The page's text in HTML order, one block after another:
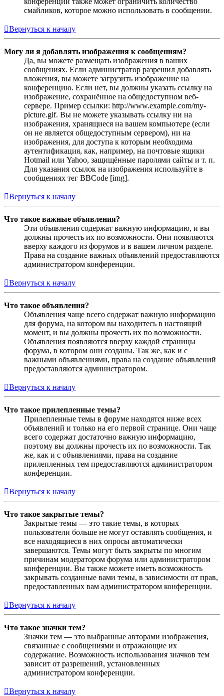
смайликов, которое можно использовать в сообщении.
Вернуться к началу
Могу ли я добавлять изображения к сообщениям?
Да, вы можете размещать изображения в ваших
сообщениях. Если администратор разрешил добавлять
вложения, вы можете загрузить изображение на
конференцию. Если нет, вы должны указать ссылку на
изображение, сохранённое на общедоступном веб-
сервере. Пример ссылки: http://www.example.com/my-
picture.gif. Вы не можете указывать ссылку ни на
изображения, хранящиеся на вашем компьютере (если
он не является общедоступным сервером), ни на
изображения, для доступа к которым необходима
аутентификация, как, например, на почтовые ящики
Hotmail или Yahoo, защищённые паролями сайты и т. п.
Для указания ссылок на изображения используйте в
сообщениях тег BBCode [img].
Вернуться к началу
Что такое важные объявления?
Эти объявления содержат важную информацию, и вы
должны прочесть их по возможности. Они появляются
вверху каждого из форумов и в вашем личном разделе.
Права на создание важных объявлений предоставляются
администратором конференции.
Вернуться к началу
Что такое объявления?
Объявления чаще всего содержат важную информацию
для форума, на котором вы находитесь в настоящий
момент, и вы должны прочесть их по возможности.
Объявления появляются вверху каждой страницы
форума, в котором они созданы. Так же, как и с
важными объявлениями, права на создание объявлений
предоставляются администратором.
Вернуться к началу
Что такое прилепленные темы?
Прилепленные темы в форуме находятся ниже всех
объявлений и только на его первой странице. Они чаще
всего содержат достаточно важную информацию,
поэтому вы должны прочесть их по возможности. Так
же, как и с объявлениями, права на создание
прилепленных тем предоставляются администратором
конференции.
Вернуться к началу
Что такое закрытые темы?
Закрытые темы — это такие темы, в которых
пользователи больше не могут оставлять сообщения, и
все находящиеся в них опросы автоматически
завершаются. Темы могут быть закрыты по многим
причинам модератором форума или администратором
конференции. Вы также можете иметь возможность
закрывать созданные вами темы, в зависимости от прав,
предоставленных вам администратором конференции.
Вернуться к началу
Что такое значки тем?
Значки тем — это выбранные авторами изображения,
связанные с сообщениями и отражающие их
содержание. Возможность использования значков тем
зависит от разрешений, установленных
администратором конференции.
Вернуться к началу